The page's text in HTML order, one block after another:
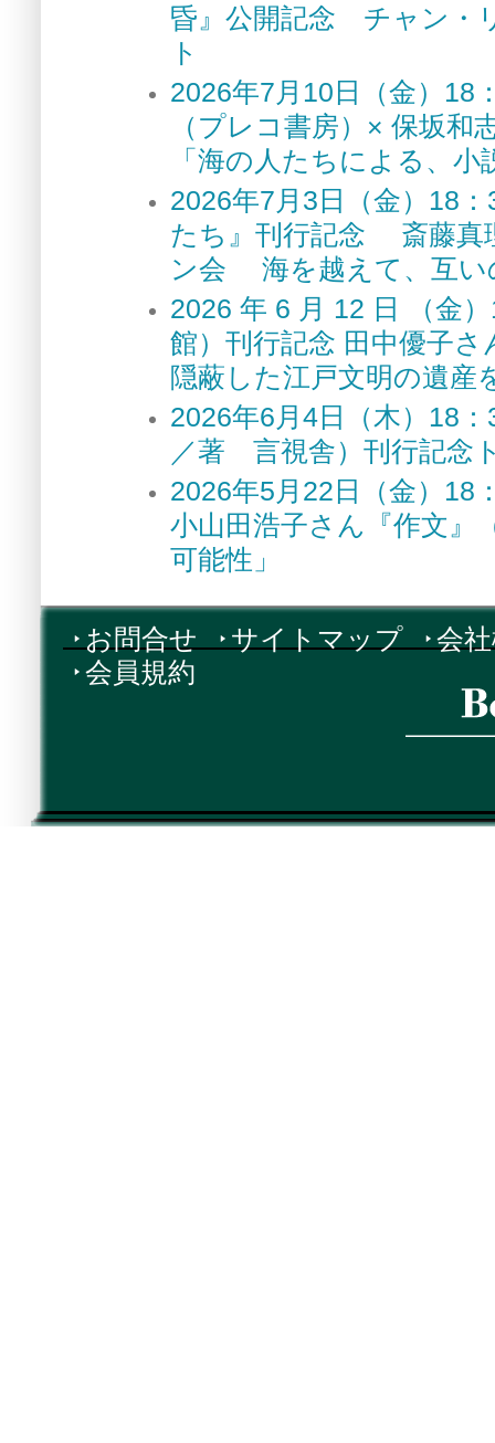
昏』公開記念 チャン・
ト
2026年7月10日（金）
（プレコ書房）× 保坂
「海の人たちによる、
2026年7月3日（金）18
たち』刊行記念 斎藤真
ン会 海を越えて、互い
2026 年 6 月 12 日 （金
館）刊行記念 田中優子
隠蔽した江戸文明の遺産
2026年6月4日（木）18
／著 言視舎）刊行記念
2026年5月22日（金）18
小山田浩子さん『作文』
可能性」
お問合せ サイトマップ
会
会員規約